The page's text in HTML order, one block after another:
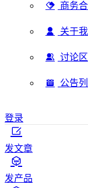
商务
关于我
讨论区
公告
登录
发文章
发产品